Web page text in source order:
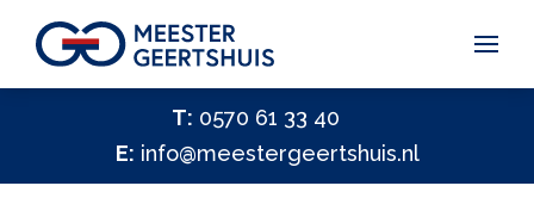
Vakantiegeld Samen Delen 2026
Hulp nodig?
T: 0570 61 33 40
E: info@meestergeertshuis.nl